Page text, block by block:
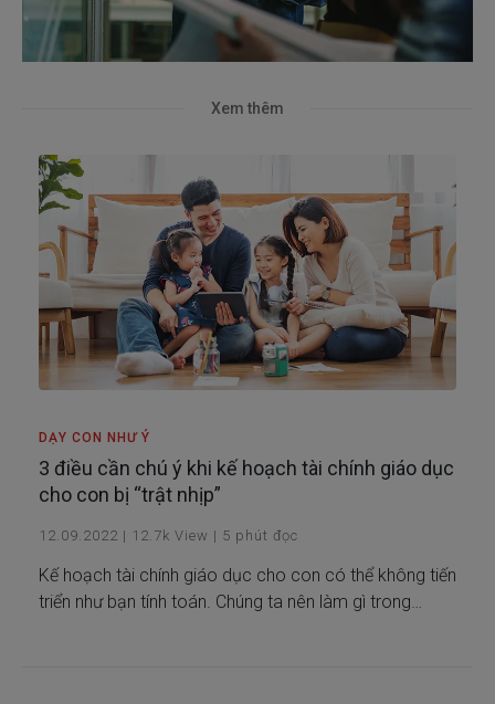
Xem thêm
DẠY CON NHƯ Ý
3 điều cần chú ý khi kế hoạch tài chính giáo dục
cho con bị “trật nhịp”
12.09.2022 | 12.7k View | 5 phút đọc
Kế hoạch tài chính giáo dục cho con có thể không tiến
triển như bạn tính toán. Chúng ta nên làm gì trong